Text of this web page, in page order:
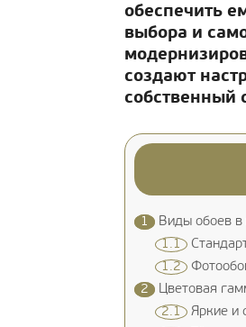
обеспечить
выбора и
создают
собственный
1
Виды обоев в
1.1
1.2
2
Цветовая
2.1 Яркие и